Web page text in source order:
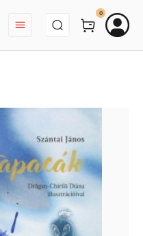
BEJELENTKEZÉS
0